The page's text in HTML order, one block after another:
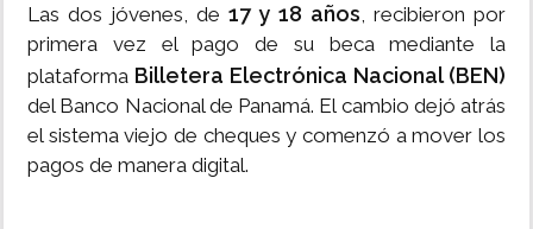
Las dos jóvenes, de 17 y 18 años, recibieron por
primera vez el pago de su beca mediante la
plataforma Billetera Electrónica Nacional (BEN)
del Banco Nacional de Panamá. El cambio dejó atrás
el sistema viejo de cheques y comenzó a mover los
pagos de manera digital.